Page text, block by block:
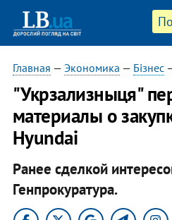
Главная — Экономика — Бізнес
"Укрзализныця"
материалы о
Hyundai
Ранее сделкой
Генпрокуратура.